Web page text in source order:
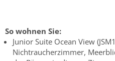
So wohnen Sie:
Junior Suite Ocean View
Nichtraucherzimmer,